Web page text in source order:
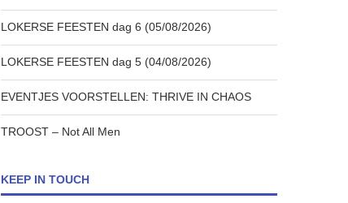
LOKERSE FEESTEN dag 6 (05/08/2026)
LOKERSE FEESTEN dag 5 (04/08/2026)
EVENTJES VOORSTELLEN: THRIVE IN CHAOS
TROOST – Not All Men
KEEP IN TOUCH